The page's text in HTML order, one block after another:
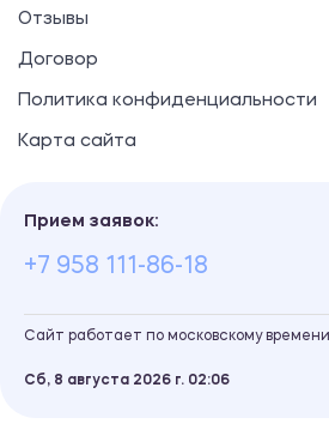
Отзывы
Договор
Политика конфиденциальности
Карта сайта
Прием заявок:
+7 958 111-86-18
Сайт работает по московскому времени
Сб, 8 августа 2026 г. 02 06